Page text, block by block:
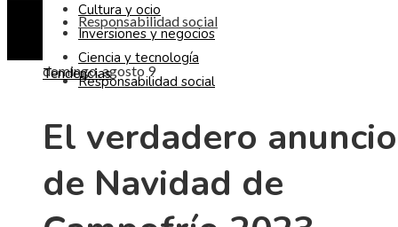
Responsabilidad social
domingo, agosto 9
Cultura y ocio
Inversiones y negocios
Ciencia y tecnología
Responsabilidad social
Tendencias
El verdadero anuncio
de Navidad de